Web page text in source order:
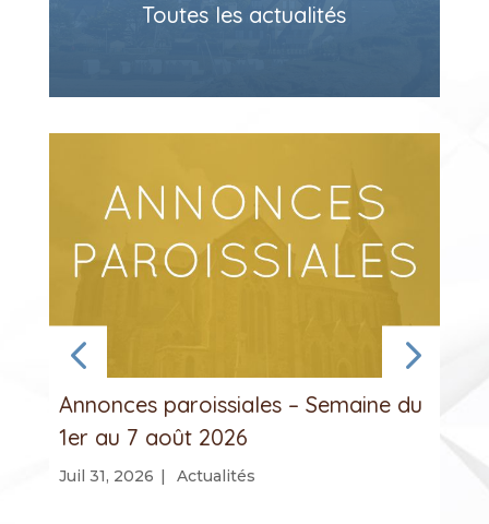
Toutes les actualités
Annonces paroissiales – Semaine du
1er au 7 août 2026
Juil 31, 2026 | Actualités